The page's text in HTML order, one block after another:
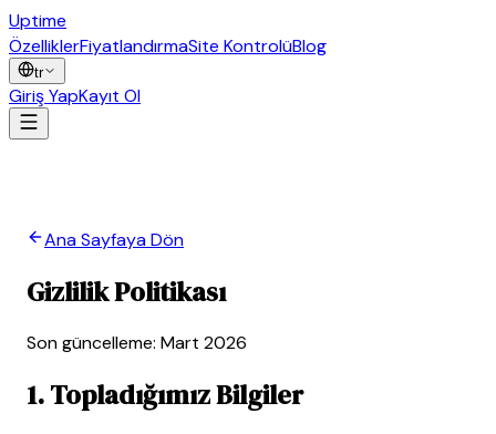
Uptime
ÖzelliklerFiyatlandırmaSite KontrolüBlog
tr
Giriş YapKayıt Ol
Ana Sayfaya Dön
Gizlilik Politikası
Son güncelleme: Mart 2026
1. Topladığımız Bilgiler